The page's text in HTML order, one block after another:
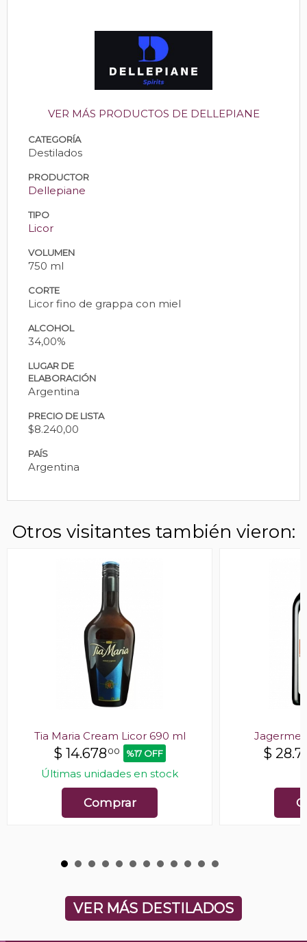
VER MÁS PRODUCTOS DE DELLEPIANE
CATEGORÍA
Destilados
PRODUCTOR
Dellepiane
TIPO
Licor
VOLUMEN
750 ml
CORTE
Licor fino de grappa con miel
ALCOHOL
34,00%
LUGAR DE
ELABORACIÓN
Argentina
PRECIO DE LISTA
$8.240,00
PAÍS
Argentina
Otros visitantes también vieron:
Tia Maria Cream Licor 690 ml
$ 14.678 00 %17 OFF
Últimas unidades en stock
Comprar
$
VER MÁS DESTILADOS